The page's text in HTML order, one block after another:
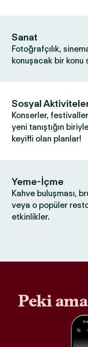
Sanat
Fotoğrafçılık,
konuşacak bir konu
Sosyal
Konserler,
yeni tanıştığın
keyifli olan planlar!
Yeme-İçme
Kahve buluşması,
veya o popüler
etkinlikler.
Peki ama